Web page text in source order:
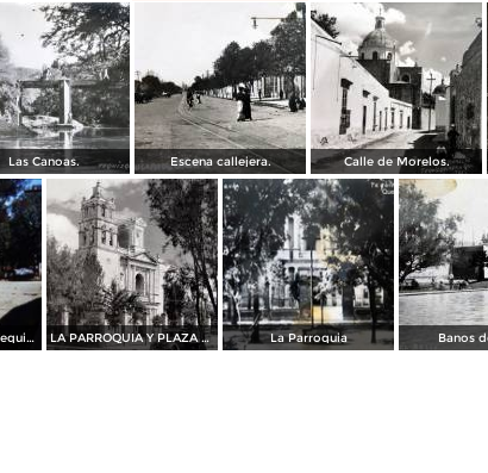
Las Canoas. Escena callejera. Calle de Morelos.
Escena callejera en Tequisquiapan Querétaro en 1957 LA PARROQUIA Y PLAZA PRINCIPAL La Parroquia Banos